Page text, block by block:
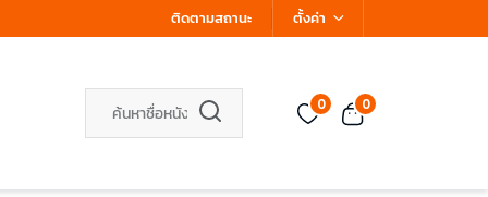
ติดตามสถานะ ตั้งค่า
0 0